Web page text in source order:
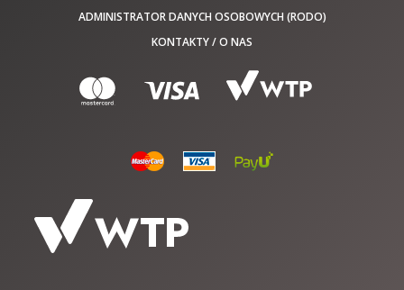
ADMINISTRATOR DANYCH OSOBOWYCH (RODO)
KONTAKTY / O NAS